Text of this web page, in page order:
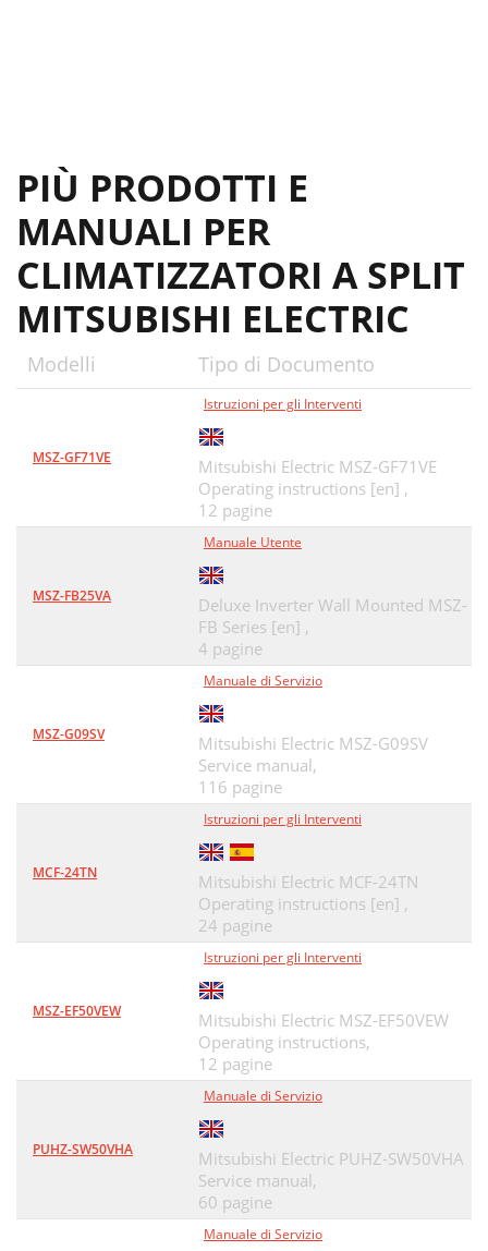
PIÙ PRODOTTI E
MANUALI PER
CLIMATIZZATORI A SPLIT
MITSUBISHI ELECTRIC
Modelli Tipo di Documento
MSZ-GF71VE
Istruzioni per gli Interventi
Mitsubishi Electric MSZ-GF71VE
Operating instructions [en] ,
12 pagine
MSZ-FB25VA
Manuale Utente
Deluxe Inverter Wall Mounted MSZ-
FB Series [en] ,
4 pagine
MSZ-G09SV
Manuale di Servizio
Mitsubishi Electric MSZ-G09SV
Service manual,
116 pagine
MCF-24TN
Istruzioni per gli Interventi
Mitsubishi Electric MCF-24TN
Operating instructions [en] ,
24 pagine
MSZ-EF50VEW
Istruzioni per gli Interventi
Mitsubishi Electric MSZ-EF50VEW
Operating instructions,
12 pagine
PUHZ-SW50VHA
Manuale di Servizio
Mitsubishi Electric PUHZ-SW50VHA
Service manual,
60 pagine
Manuale di Servizio